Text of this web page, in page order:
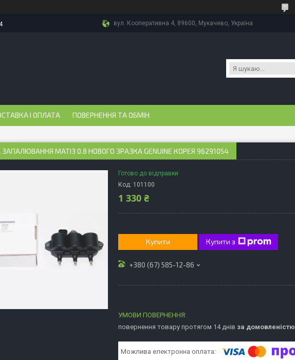
вул. Кооперативна 4, 89600, Мукачево, Україна
І ОПЛАТА ПОВЕРНЕННЯ ТА ОБМІН
МАТІЗ 0.8 НОВОГО ЗРАЗКА GENUINE КОРЕЯ 96291054
Готово до відправки
Код: 101100
1 330 ₴
Купити Купити з
+380 (67) 585-12-86
повернення товару протягом 14 днів за домовленістю